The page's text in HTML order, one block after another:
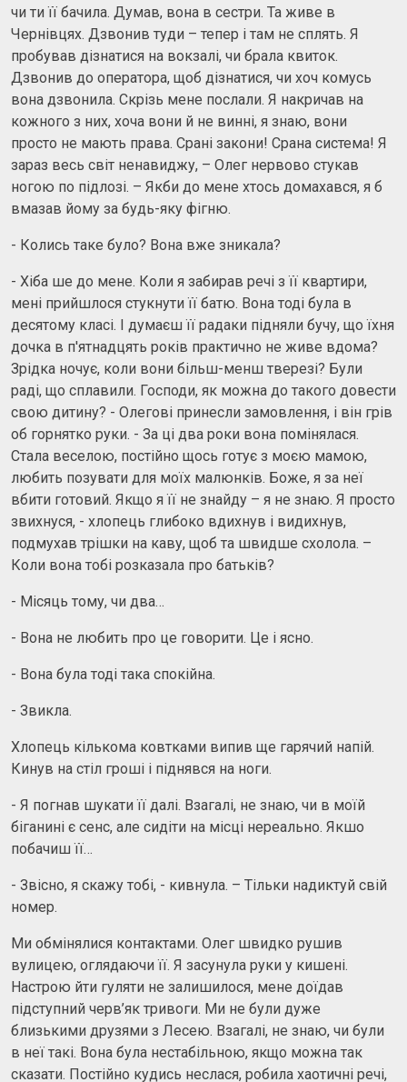
чи ти її бачила. Думав, вона в сестри. Та живе в
Чернівцях. Дзвонив туди – тепер і там не сплять. Я
пробував дізнатися на вокзалі, чи брала квиток.
Дзвонив до оператора, щоб дізнатися, чи хоч комусь
вона дзвонила. Скрізь мене послали. Я накричав на
кожного з них, хоча вони й не винні, я знаю, вони
просто не мають права. Срані закони! Срана система! Я
зараз весь світ ненавиджу, – Олег нервово стукав
ногою по підлозі. – Якби до мене хтось домахався, я б
вмазав йому за будь-яку фігню.
- Колись таке було? Вона вже зникала?
- Хіба ше до мене. Коли я забирав речі з її квартири,
мені прийшлося стукнути її батю. Вона тоді була в
десятому класі. І думаєш її радаки підняли бучу, що їхня
дочка в п'ятнадцять років практично не живе вдома?
Зрідка ночує, коли вони більш-менш тверезі? Були
раді, що сплавили. Господи, як можна до такого довести
свою дитину? - Олегові принесли замовлення, і він грів
об горнятко руки. - За ці два роки вона помінялася.
Стала веселою, постійно щось готує з моєю мамою,
любить позувати для моїх малюнків. Боже, я за неї
вбити готовий. Якщо я її не знайду – я не знаю. Я просто
звихнуся, - хлопець глибоко вдихнув і видихнув,
подмухав трішки на каву, щоб та швидше схолола. –
Коли вона тобі розказала про батьків?
- Місяць тому, чи два…
- Вона не любить про це говорити. Це і ясно.
- Вона була тоді така спокійна.
- Звикла.
Хлопець кількома ковтками випив ще гарячий напій.
Кинув на стіл гроші і піднявся на ноги.
- Я погнав шукати її далі. Взагалі, не знаю, чи в моїй
біганині є сенс, але сидіти на місці нереально. Якшо
побачиш її…
- Звісно, я скажу тобі, - кивнула. – Тільки надиктуй свій
номер.
Ми обмінялися контактами. Олег швидко рушив
вулицею, оглядаючи її. Я засунула руки у кишені.
Настрою йти гуляти не залишилося, мене доїдав
підступний черв’як тривоги. Ми не були дуже
близькими друзями з Лесею. Взагалі, не знаю, чи були
в неї такі. Вона була нестабільною, якщо можна так
сказати. Постійно кудись неслася, робила хаотичні речі,